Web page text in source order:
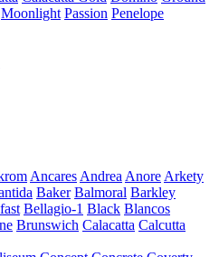
Moonlight Passion Penelope
Ancares Andrea Anore Arkety
Baker Balmoral Barkley
Bellagio-1 Black Blancos
Brunswich Calacatta Calcutta